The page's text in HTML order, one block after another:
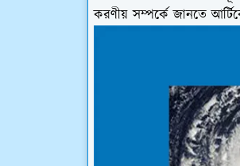
করণীয় সম্পর্কে জানতে